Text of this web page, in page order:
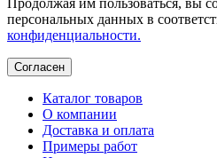
персональных данных в
конфиденциальности.
Согласен
Каталог товаров
О компании
Доставка и оплата
Примеры работ